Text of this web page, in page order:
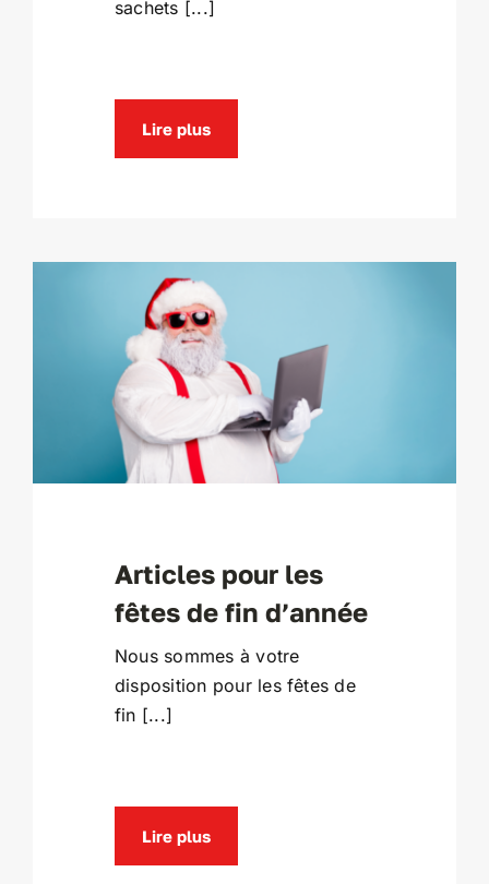
sachets [...]
Lire plus
Articles pour les
fêtes de fin d’année
Nous sommes à votre
disposition pour les fêtes de
fin [...]
Lire plus